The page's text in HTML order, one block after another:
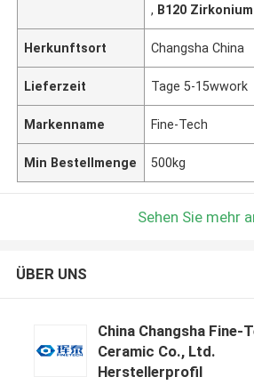
, B120
Herkunftsort Changsha China
Lieferzeit Tage 5-15wwork
Markenname Fine-Tech
Min Bestellmenge 500kg
Sehen Sie mehr
ÜBER UNS
China Changsha Fine-
Ceramic Co., Ltd.
Herstellerprofil